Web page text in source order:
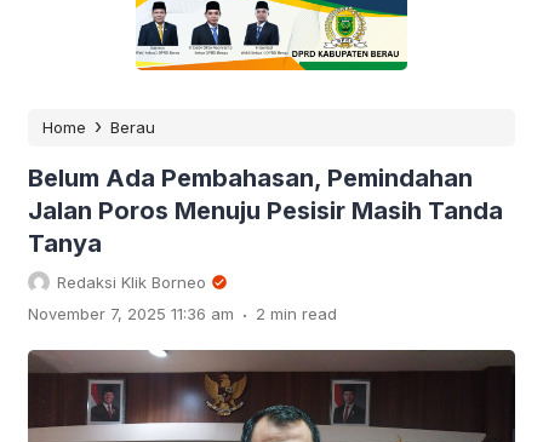
Home › Berau
Belum Ada Pembahasan, Pemindahan
Jalan Poros Menuju Pesisir Masih Tanda
Tanya
Redaksi Klik Borneo
November 7, 2025 11:36 am . 2 min read